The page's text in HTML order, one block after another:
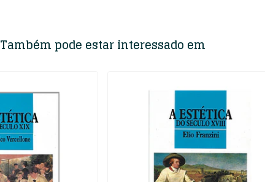
Também pode estar interessado em